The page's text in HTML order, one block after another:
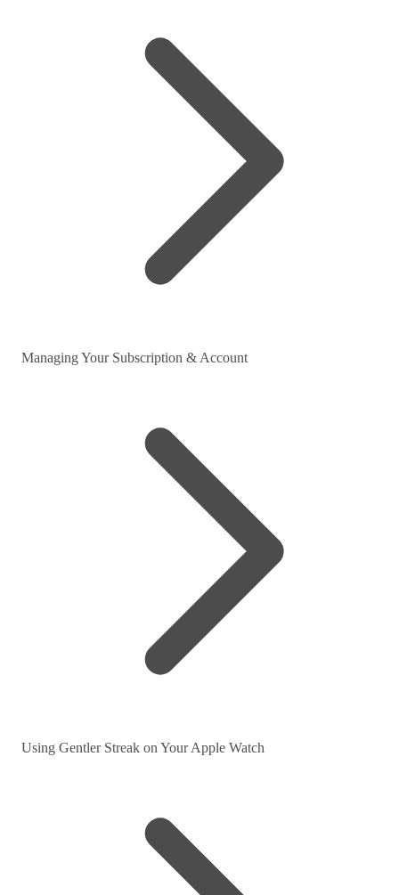
Managing Your Subscription & Account
Using Gentler Streak on Your Apple Watch